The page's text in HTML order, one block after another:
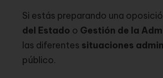
Si estás preparando una
del Estado o Gestión de la
las diferentes situaciones
público.